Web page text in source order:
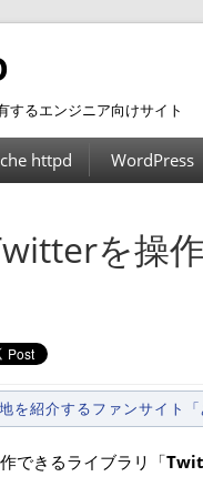
するエンジニア向けサイト
httpd WordPress
を操
紹介するファンサイト「
できるライブラリ「